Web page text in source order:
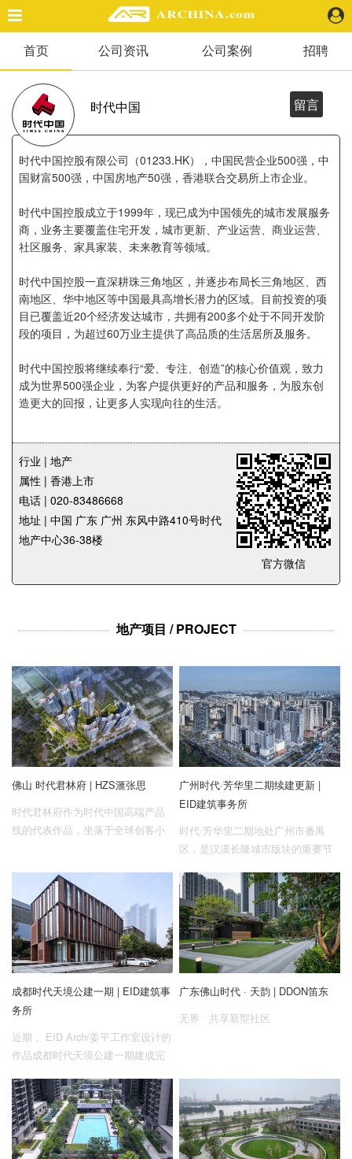
精选案例
建 筑
景 观
室 内
视 频
业 界
机 构
地 产
快速搜索
企业会员
广告投放
关于我们
联系我们
首页 公司资讯 公司案例 招聘
时代中国 留言
时代中国控股有限公司（01233.HK），中国民营企业500强，中
国财富500强，中国房地产50强，香港联合交易所上市企业。
时代中国控股成立于1999年，现已成为中国领先的城市发展服务
商，业务主要覆盖住宅开发，城市更新、产业运营、商业运营、
社区服务、家具家装、未来教育等领域。
时代中国控股一直深耕珠三角地区，并逐步布局长三角地区、西
南地区、华中地区等中国最具高增长潜力的区域。目前投资的项
目已覆盖近20个经济发达城市，共拥有200多个处于不同开发阶
段的项目，为超过60万业主提供了高品质的生活居所及服务。
时代中国控股将继续奉行“爱、专注、创造”的核心价值观，致力
成为世界500强企业，为客户提供更好的产品和服务，为股东创
造更大的回报，让更多人实现向往的生活。
官方微信
行业 | 地产
属性 | 香港上市
电话 | 020-83486668
地址 | 中国 广东 广州 东风中路410号时代
地产中心36-38楼
地产项目 / PROJECT
佛山 时代君林府 | HZS滙张思
时代君林府作为时代中国高端产品
线的代表作品，坐落于全球创客小
了当代高端住宅开发的技术水准与
审美追求
广州时代·芳华里二期续建更新 |
EID建筑事务所
时代·芳华里二期地处广州市番禺
区，是汉溪长隆城市版块的重要节
和广州南站的枢纽交通便利。时代·
芳华里总体建筑面积约21万平米，
其中二期总建筑面积约10万平方
米，包含3栋共7万平方米的商务办
公大楼、2.7万平方米的精品社区商
业—时代·芳华里CR8，以及一个
4,000平方米的户外花园式社交聚
场；项目以创新商务园区及社区体
成都时代天境公建一期 | EID建筑事
务所
近期， EID Arch/姜平工作室设计的
作品成都时代天境公建一期建成完
天府文化景观轴的重要位置，是一
个集商业、办公为一体的新型城市
复合街区。
广东佛山时代 · 天韵 | DDON笛东
无界 · 共享新型社区